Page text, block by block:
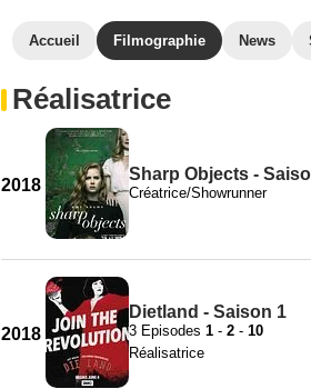
Accueil Filmographie News
Réalisatrice
2018
Sharp Objects -
Créatrice/Showrunner
2018
Dietland - Saison 1
3 Episodes 1 - 2 - 10
Réalisatrice